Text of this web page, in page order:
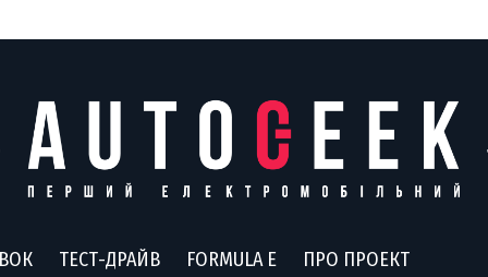
ТЕСТ-ДРАЙВ FORMULA E ПРО ПРОЕКТ